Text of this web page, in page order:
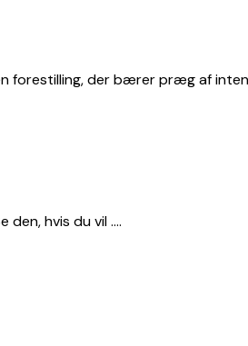
forestilling, der bærer præg af
den, hvis du vil ….